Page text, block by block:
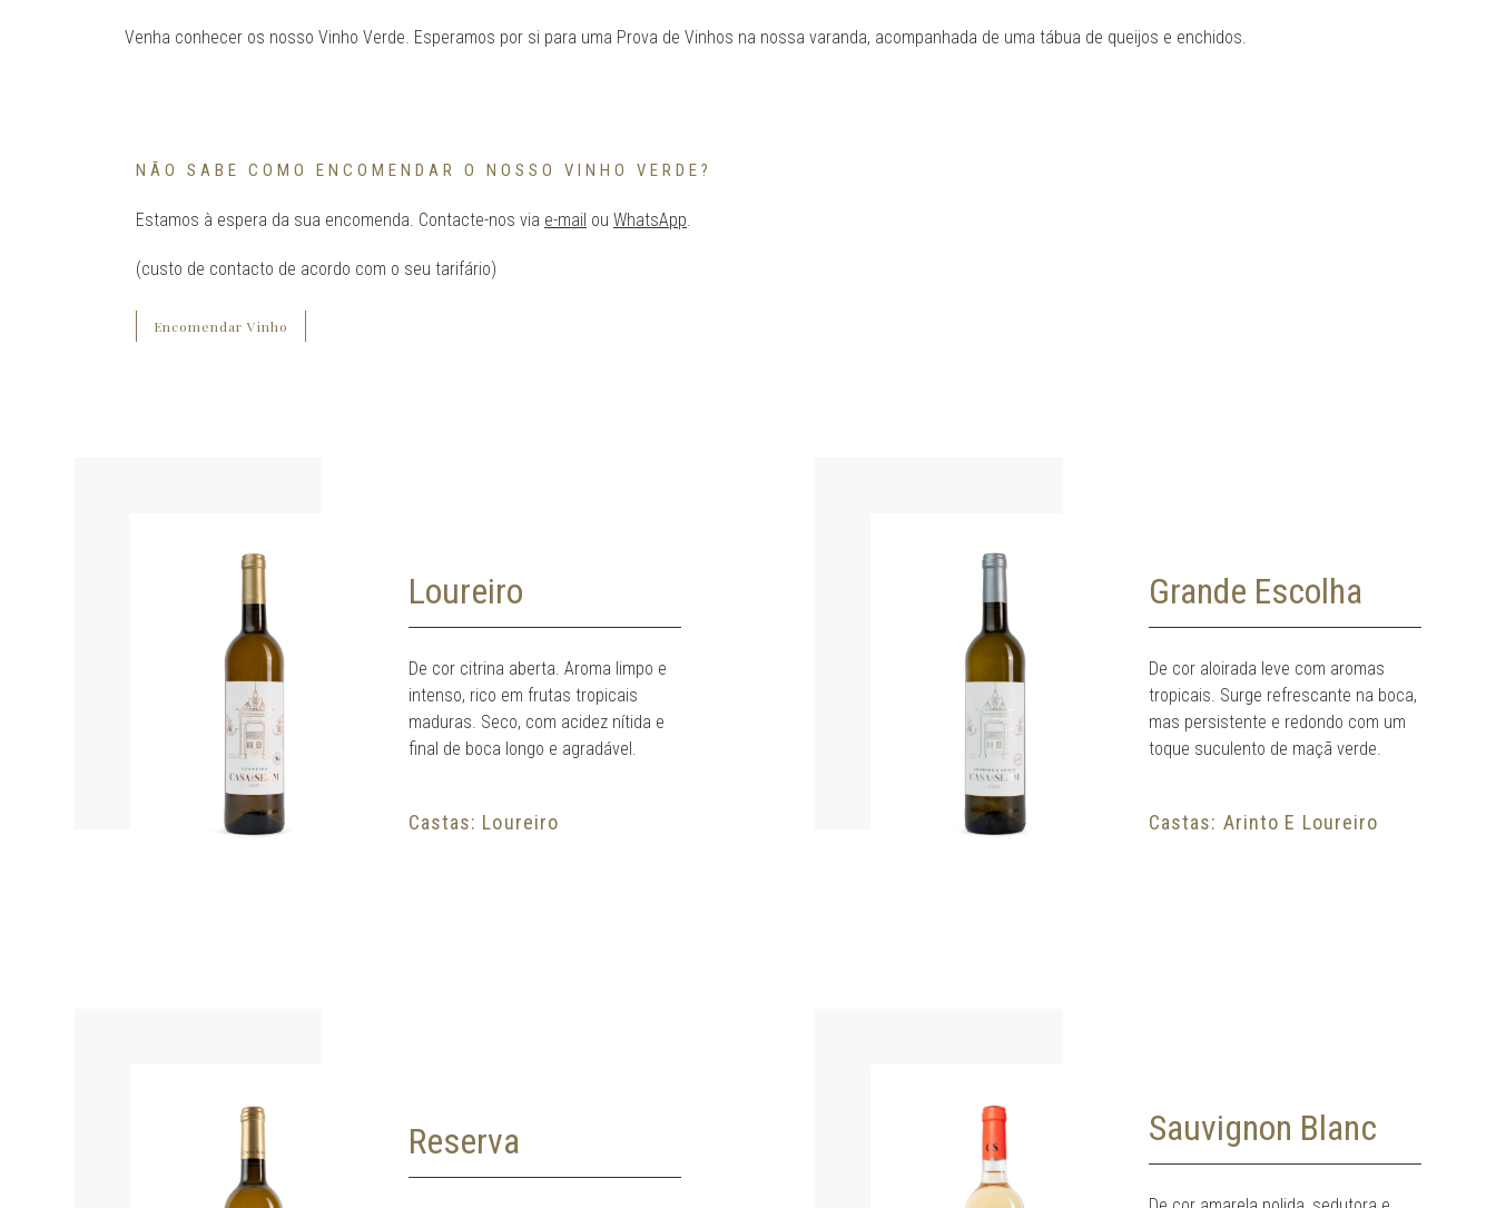
Venha conhecer os nosso Vinho Verde. Esperamos por si para uma Prova de Vinhos na nossa varanda, acompanhada de uma tábua de queijos e enchidos.
NÃO SABE COMO ENCOMENDAR O NOSSO VINHO VERDE?
Estamos à espera da sua encomenda. Contacte-nos via e-mail ou WhatsApp.
(custo de contacto de acordo com o seu tarifário)
Encomendar Vinho
Loureiro
De cor citrina aberta. Aroma limpo e
intenso, rico em frutas tropicais
maduras. Seco, com acidez nítida e
final de boca longo e agradável.
Castas: Loureiro
Grande Escolha
De cor aloirada leve com aromas
tropicais. Surge refrescante na boca,
mas persistente e redondo com um
toque suculento de maçã verde.
Castas: Arinto E Loureiro
Reserva Sauvignon Blanc